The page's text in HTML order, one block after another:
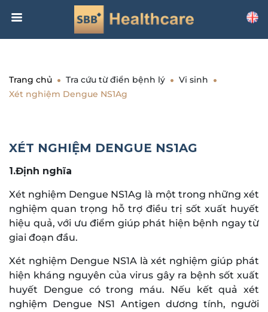
Trang chủ Tra cứu từ điển bệnh lý
Vi sinh
Xét nghiệm Dengue NS1Ag
XÉT NGHIỆM DENGUE NS1AG
1.Định nghĩa
Xét nghiệm Dengue NS1Ag là một trong những xét
nghiệm quan trọng hỗ trợ điều trị sốt xuất huyết
hiệu quả, với ưu điểm giúp phát hiện bệnh ngay từ
giai đoạn đầu.
Xét nghiệm Dengue NS1A là xét nghiệm giúp phát
hiện kháng nguyên của virus gây ra bệnh sốt xuất
huyết Dengue có trong máu. Nếu kết quả xét
nghiệm Dengue NS1 Antigen dương tính, người